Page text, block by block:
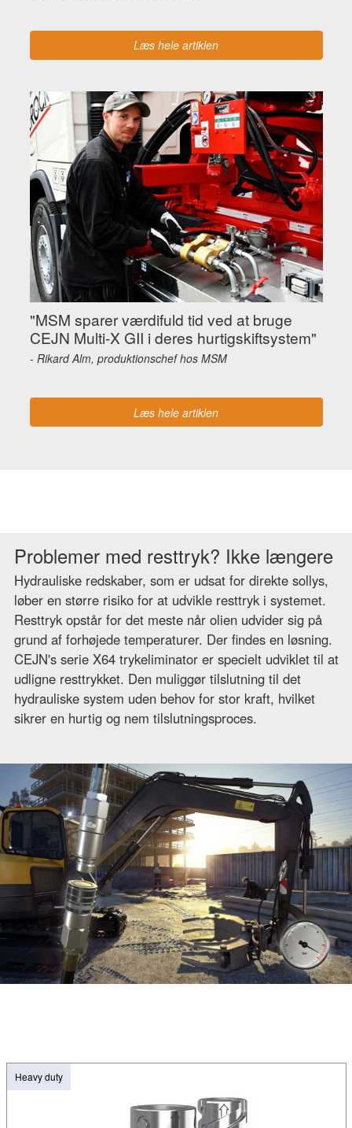
Læs hele artiklen
"MSM sparer værdifuld tid ved at bruge
CEJN Multi-X GII i deres hurtigskiftsystem"
- Rikard Alm, produktionschef hos MSM
Læs hele artiklen
Problemer med resttryk? Ikke længere
Hydrauliske redskaber, som er udsat for direkte sollys,
løber en større risiko for at udvikle resttryk i systemet.
Resttryk opstår for det meste når olien udvider sig på
grund af forhøjede temperaturer. Der findes en løsning.
CEJN's serie X64 trykeliminator er specielt udviklet til at
udligne resttrykket. Den muliggør tilslutning til det
hydrauliske system uden behov for stor kraft, hvilket
sikrer en hurtig og nem tilslutningsproces.
Heavy duty